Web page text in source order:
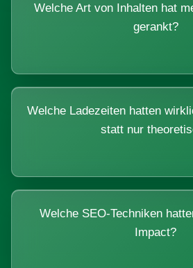
Welche Art von Inhalten hat
gerankt?
Welche Ladezeiten hatten
statt nur
Welche SEO-Techniken
Impact?